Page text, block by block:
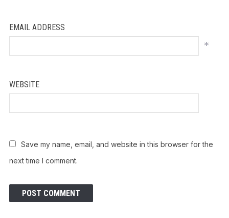
EMAIL ADDRESS
*
WEBSITE
Save my name, email, and website in this browser for the
next time I comment.